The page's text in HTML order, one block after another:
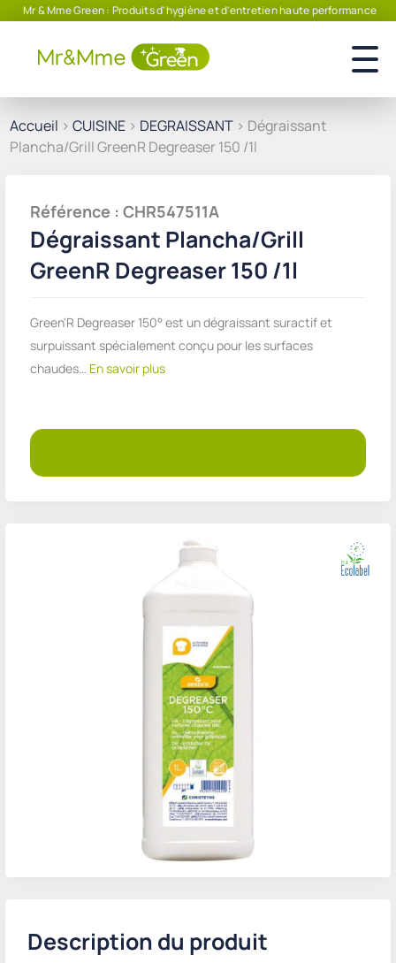
Mr & Mme Green : Produits d'hygiène et d'entretien haute performance
Accueil > CUISINE > DEGRAISSANT > Dégraissant
Plancha/Grill GreenR Degreaser 150 /1l
Description du produit
Référence : CHR547511A
Dégraissant Plancha/Grill
GreenR Degreaser 150 /1l
Green'R Degreaser 150° est un dégraissant suractif et
surpuissant spécialement conçu pour les surfaces
chaudes… En savoir plus